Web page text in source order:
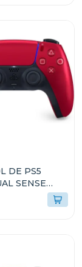
DE PS5
SENSE
RED